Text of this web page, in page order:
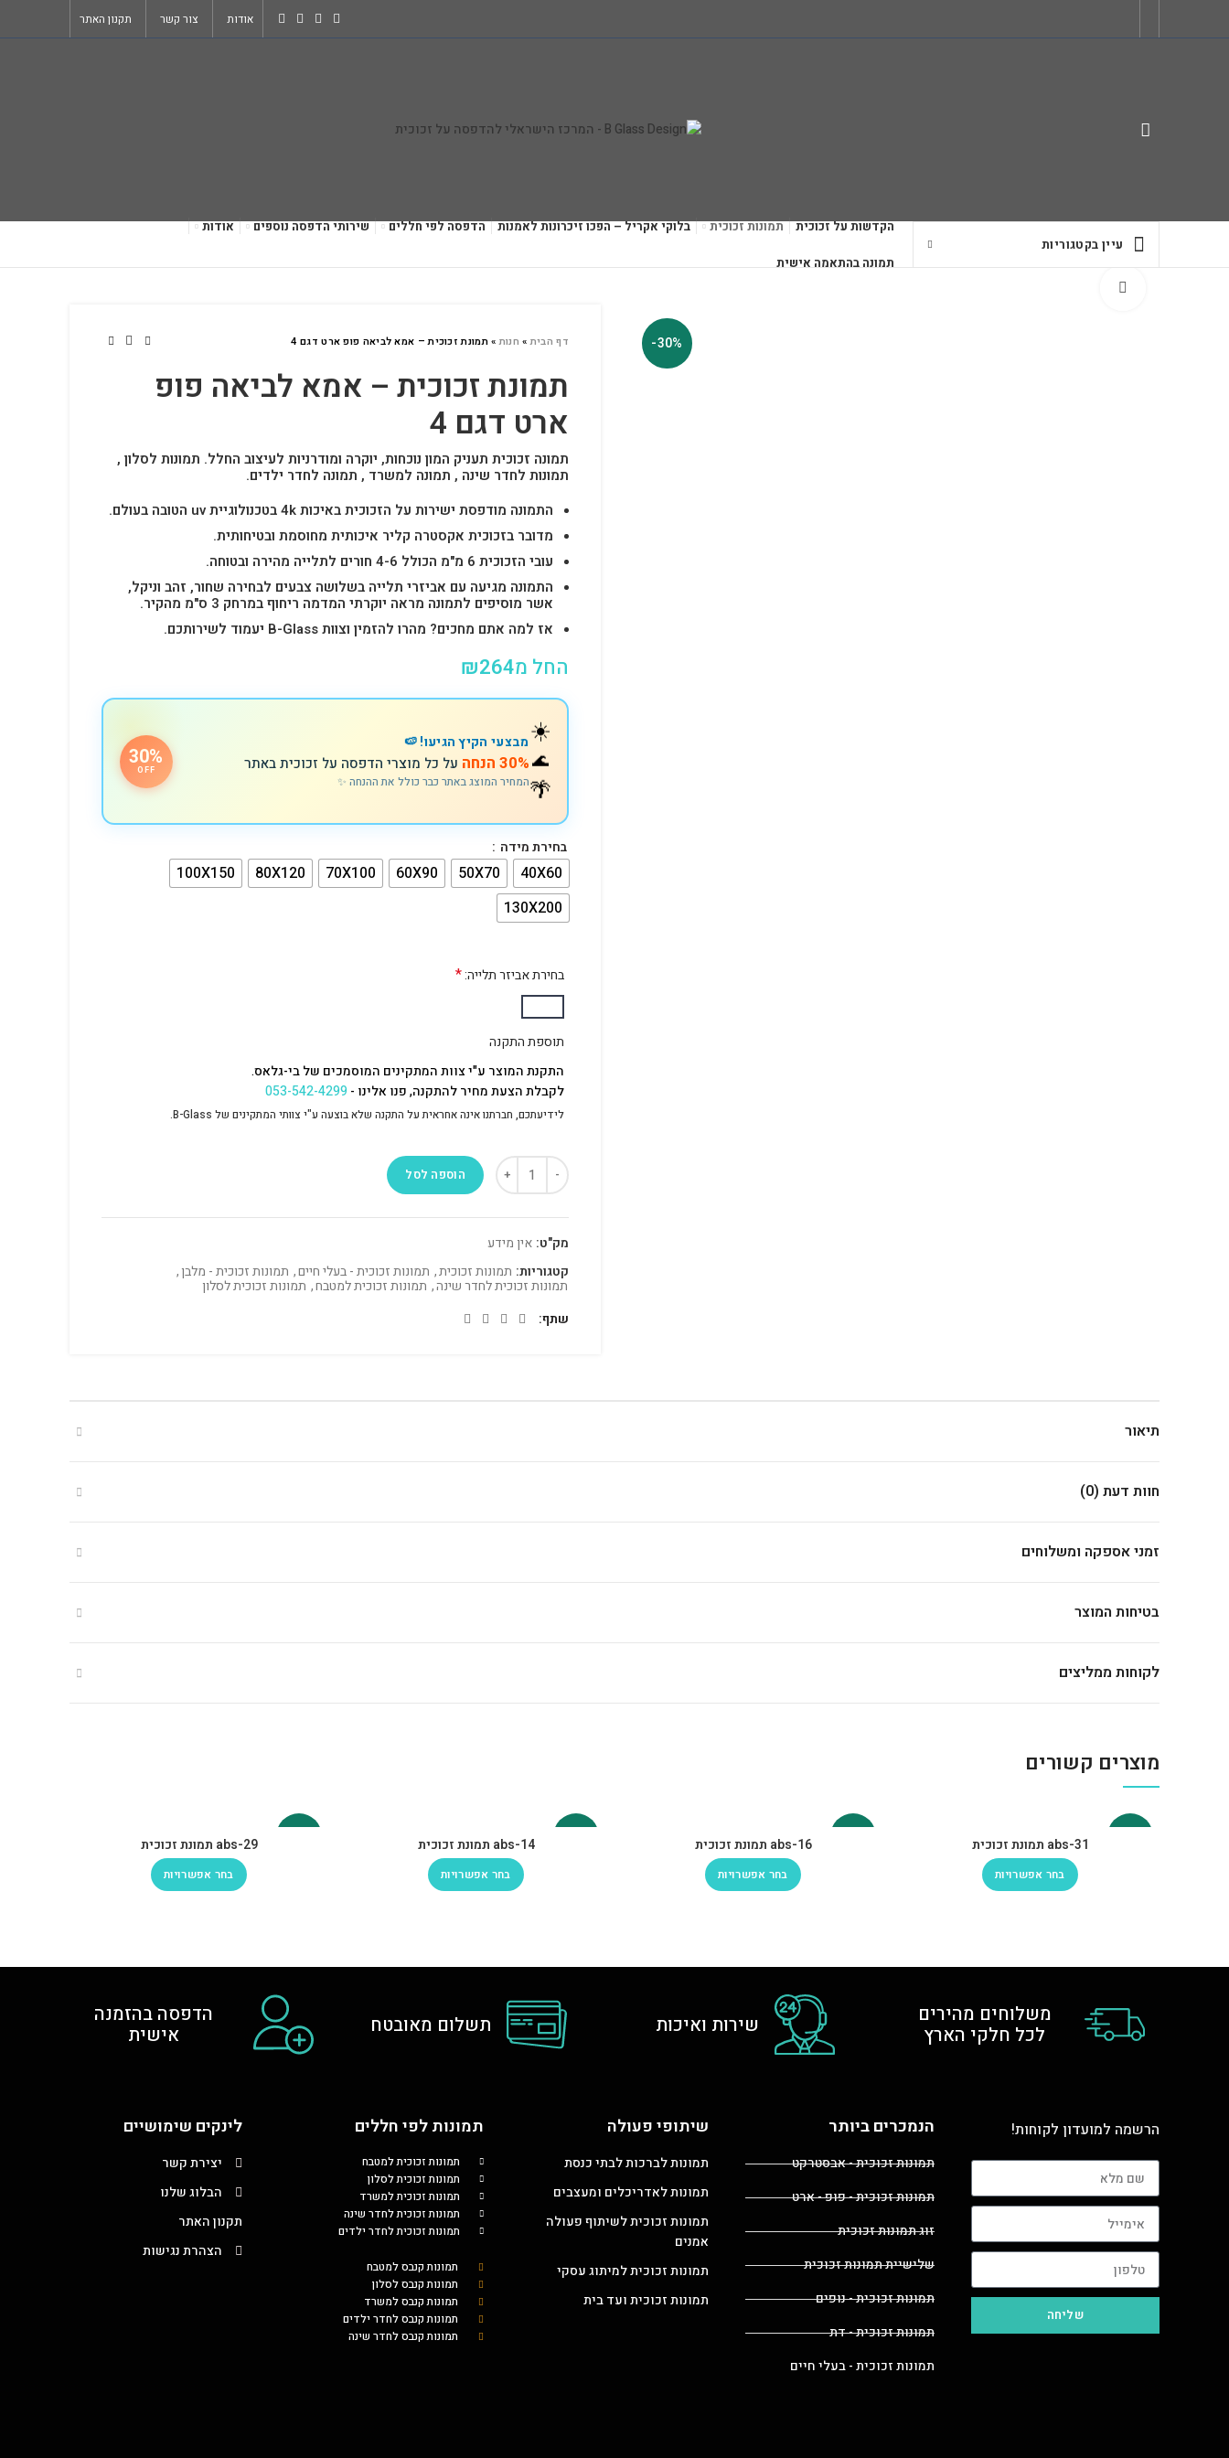
אודות צור קשר תקנון האתר
עיין בקטגוריות
הקדשות על זכוכית תמונות זכוכית בלוקי אקריל – הפכו זיכרונות לאמנות הדפסה לפי חללים שירותי הדפסה נוספים אודות
תמונה בהתאמה אישית
-30% דף הבית» חנות»תמונת זכוכית – אמא לביאה פופ ארט דגם 4
תמונת זכוכית – אמא לביאה פופ
ארט דגם 4
תמונה זכוכית תעניק המון נוכחות, יוקרה ומודרניות לעיצוב החלל. תמונות לסלון ,
תמונות לחדר שינה , תמונה למשרד , תמונה לחדר ילדים.
התמונה מודפסת ישירות על הזכוכית באיכות 4k בטכנולוגיית uv הטובה בעולם.
מדובר בזכוכית אקסטרה קליר איכותית מחוסמת ובטיחותית.
עובי הזכוכית 6 מ"מ הכולל 4-6 חורים לתלייה מהירה ובטוחה.
התמונה מגיעה עם אביזרי תלייה בשלושה צבעים לבחירה שחור, זהב וניקל,
אשר מוסיפים לתמונה מראה יוקרתי המדמה ריחוף במרחק 3 ס"מ מהקיר.
אז למה אתם מחכים? מהרו להזמין וצוות B-Glass יעמוד לשירותכם.
החל מ ₪264
☀️
🌊
🌴
מבצעי הקיץ הגיעו! 🍉
30% הנחה על כל מוצרי הדפסה על זכוכית באתר
המחיר המוצג באתר כבר כולל את ההנחה ✨
30%
OFF
בחירת מידה
40X60
50X70
60X90
70X100
80X120
100X150
130X200
בחירת אביזר תלייה:*
תוספת התקנה
התקנת המוצר ע"י צוות המתקינים המוסמכים של בי-גלאס.
לקבלת הצעת מחיר להתקנה, פנו אלינו -053-542-4299
לידיעתכם, חברתנו אינה אחראית על התקנה שלא בוצעה ע"י צוותי המתקינים של B-Glass.
הוספה לסל
מק"ט: אין מידע
קטגוריות: תמונות זכוכית, תמונות זכוכית - בעלי חיים, תמונות זכוכית - מלבן,
תמונות זכוכית לחדר שינה, תמונות זכוכית למטבח, תמונות זכוכית לסלון
שתף
תיאור
חוות דעת (0)
זמני אספקה ומשלוחים
בטיחות המוצר
לקוחות ממליצים
מוצרים קשורים
abs-31 תמונת זכוכית
בחר אפשרויות
abs-16 תמונת זכוכית
בחר אפשרויות
abs-14 תמונת זכוכית
בחר אפשרויות
abs-29 תמונת זכוכית
בחר אפשרויות
משלוחים מהירים
לכל חלקי הארץ שירות ואיכות תשלום מאובטח הדפסה בהזמנה
אישית
הרשמה למועדון לקוחות!
שליחה
הנמכרים ביותר
תמונות זכוכית - אבסטרקט
תמונות זכוכית - פופ - ארט
זוג תמונות זכוכית
שלישיית תמונות זכוכית
תמונות זכוכית - נופים
תמונות זכוכית - דת
תמונות זכוכית - בעלי חיים
שיתופי פעולה
תמונות לברכות לבתי כנסת
תמונות לאדריכלים ומעצבים
תמונות זכוכית לשיתוף פעולה
אמנים
תמונות זכוכית למיתוג עסקי
תמונות זכוכית ועד בית
תמונות לפי חללים
תמונות זכוכית למטבח
תמונות זכוכית לסלון
תמונות זכוכית למשרד
תמונות זכוכית לחדר שינה
תמונות זכוכית לחדר ילדים
תמונות קנבס למטבח
תמונות קנבס לסלון
תמונות קנבס למשרד
תמונות קנבס לחדר ילדים
תמונות קנבס לחדר שינה
לינקים שימושיים
יצירת קשר
הבלוג שלנו
תקנון האתר
הצהרת נגישות